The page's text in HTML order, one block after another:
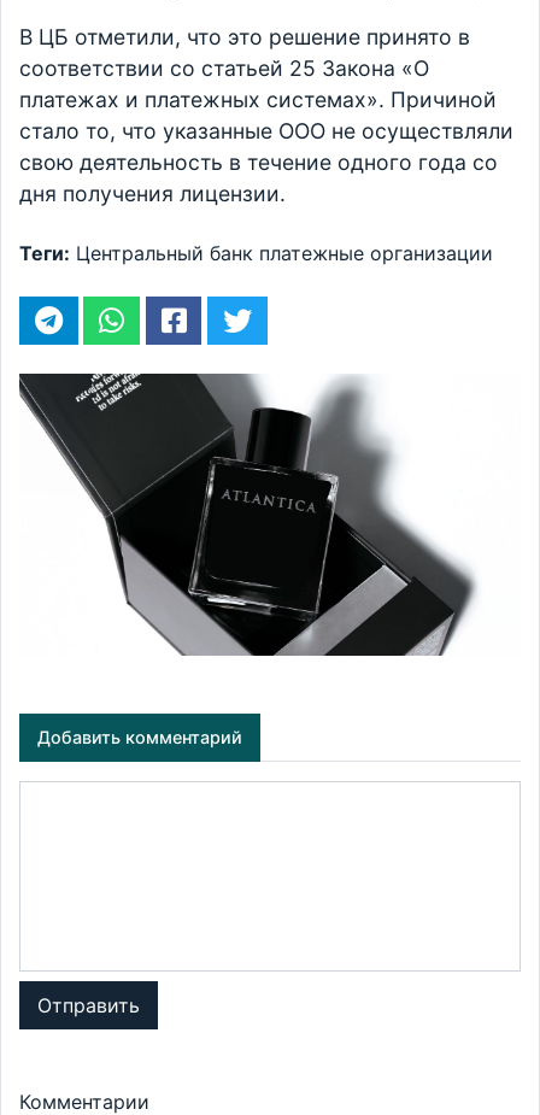
В ЦБ отметили, что это решение принято в
соответствии со статьей 25 Закона «О
платежах и платежных системах». Причиной
стало то, что указанные ООО не осуществляли
свою деятельность в течение одного года со
дня получения лицензии.
Теги: Центральный банк платежные организации
Добавить комментарий
Отправить
Комментарии